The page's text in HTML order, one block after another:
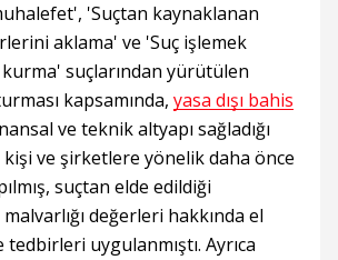
'Suçtan kaynaklanan
aklama' ve 'Suç işlemek
suçlarından yürütülen
kapsamında, yasa dışı bahis
ve teknik altyapı sağladığı
ve şirketlere yönelik daha önce
suçtan elde edildiği
değerleri hakkında el
uygulanmıştı. Ayrıca